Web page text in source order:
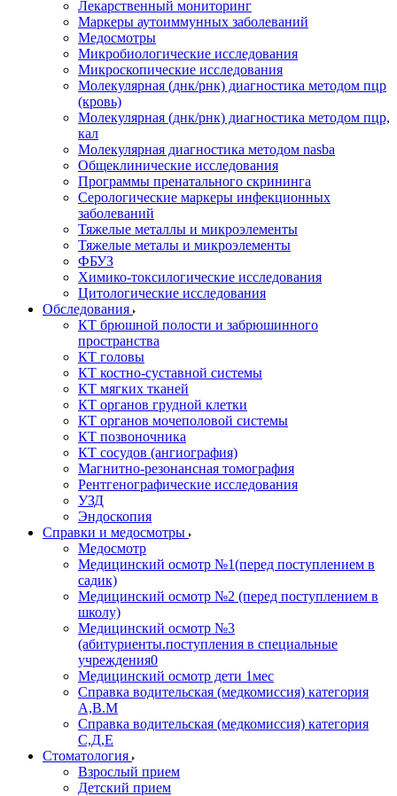
Лекарственный мониторинг
Маркеры аутоиммунных заболеваний
Медосмотры
Микробиологические исследования
Микроскопические исследования
Молекулярная (днк/рнк) диагностика методом пцр
(кровь)
Молекулярная (днк/рнк) диагностика методом пцр,
кал
Молекулярная диагностика методом nasba
Общеклинические исследования
Программы пренатального скрининга
Серологические маркеры инфекционных
заболеваний
Тяжелые металлы и микроэлементы
Тяжелые металы и микроэлементы
ФБУЗ
Химико-токсилогические исследования
Цитологические исследования
Обследования
КТ брюшной полости и забрюшинного
пространства
КТ головы
КТ костно-суставной системы
КТ мягких тканей
КТ органов грудной клетки
КТ органов мочеполовой системы
КТ позвоночника
КТ сосудов (ангиография)
Магнитно-резонансная томография
Рентгенографические исследования
УЗД
Эндоскопия
Справки и медосмотры
Медосмотр
Медицинский осмотр №1(перед поступлением в
садик)
Медицинский осмотр №2 (перед поступлением в
школу)
Медицинский осмотр №3
(абитуриенты.поступления в специальные
учреждения0
Медицинский осмотр дети 1мес
Справка водительская (медкомиссия) категория
А,В.М
Справка водительская (медкомиссия) категория
С,Д,Е
Стоматология
Взрослый прием
Детский прием